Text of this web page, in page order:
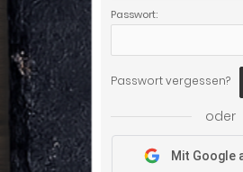
Passwort:
Passwort vergessen?
oder
Mit Google